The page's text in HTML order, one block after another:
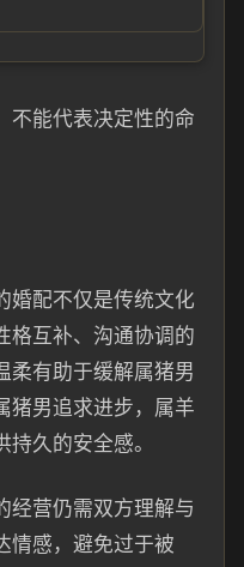
不能代表决定性的命
婚配不仅是传统文化
格互补、沟通协调的
柔有助于缓解属猪男
猪男追求进步，属羊
久的安全感。
经营仍需双方理解与
情感，避免过于被